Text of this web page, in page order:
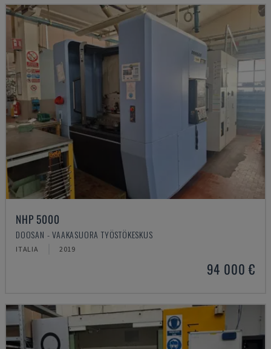
NHP 5000
DOOSAN - VAAKASUORA TYÖSTÖKESKUS
ITALIA 2019
94 000 €